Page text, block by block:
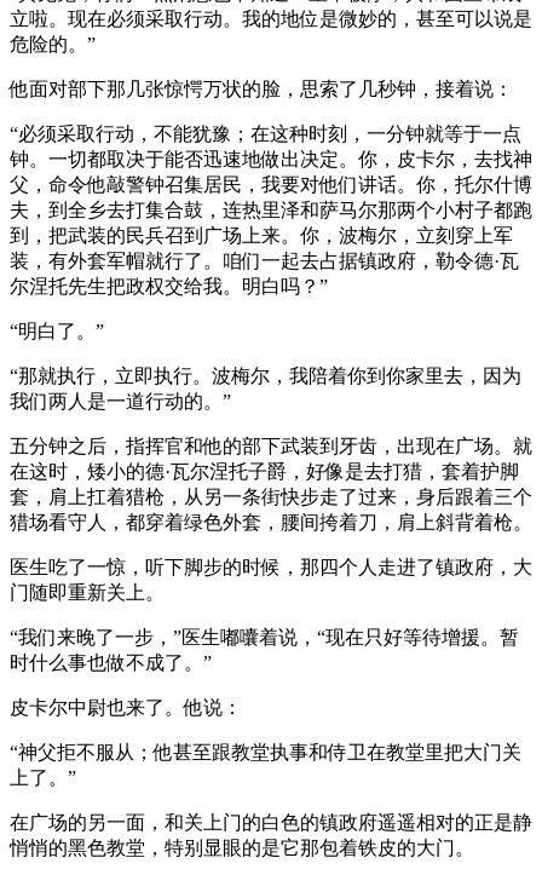
立啦。现在必须采取行动。我的地位是微妙的，甚至可以说是
危险的。”
他面对部下那几张惊愕万状的脸，思索了几秒钟，接着说：
“必须采取行动，不能犹豫；在这种时刻，一分钟就等于一点
钟。一切都取决于能否迅速地做出决定。你，皮卡尔，去找神
父，命令他敲警钟召集居民，我要对他们讲话。你，托尔什博
夫，到全乡去打集合鼓，连热里泽和萨马尔那两个小村子都跑
到，把武装的民兵召到广场上来。你，波梅尔，立刻穿上军
装，有外套军帽就行了。咱们一起去占据镇政府，勒令德·瓦
尔涅托先生把政权交给我。明白吗？”
“明白了。”
“那就执行，立即执行。波梅尔，我陪着你到你家里去，因为
我们两人是一道行动的。”
五分钟之后，指挥官和他的部下武装到牙齿，出现在广场。就
在这时，矮小的德·瓦尔涅托子爵，好像是去打猎，套着护脚
套，肩上扛着猎枪，从另一条街快步走了过来，身后跟着三个
猎场看守人，都穿着绿色外套，腰间挎着刀，肩上斜背着枪。
医生吃了一惊，听下脚步的时候，那四个人走进了镇政府，大
门随即重新关上。
“我们来晚了一步，”医生嘟囔着说，“现在只好等待增援。暂
时什么事也做不成了。”
皮卡尔中尉也来了。他说：
“神父拒不服从；他甚至跟教堂执事和侍卫在教堂里把大门关
上了。”
在广场的另一面，和关上门的白色的镇政府遥遥相对的正是静
悄悄的黑色教堂，特别显眼的是它那包着铁皮的大门。